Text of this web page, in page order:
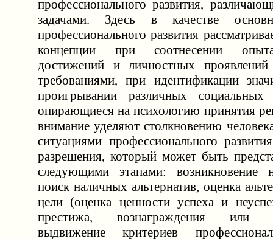
профессионального развития,
задачами. Здесь в качестве
профессионального развития
концепции при соотнесении
достижений и личностных
требованиями, при идентификации
проигрывании различных
опирающиеся на психологию принятия
внимание уделяют столкновению
ситуациями профессионального
разрешения, который может быть
следующими этапами: возникновение
поиск наличных альтернатив, оценка
цели (оценка ценности успеха и
престижа, вознаграждения или
выдвижение критериев